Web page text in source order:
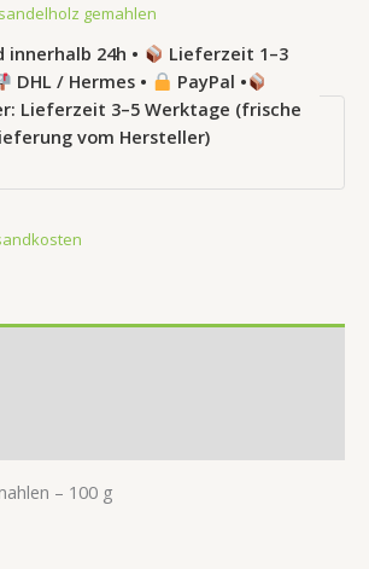
gemahlen
innerhalb 24h •
Lieferzeit 1–3
DHL / Hermes •
PayPal •
Lieferzeit 3–5 Werktage (frische
vom Hersteller)
– 100 g